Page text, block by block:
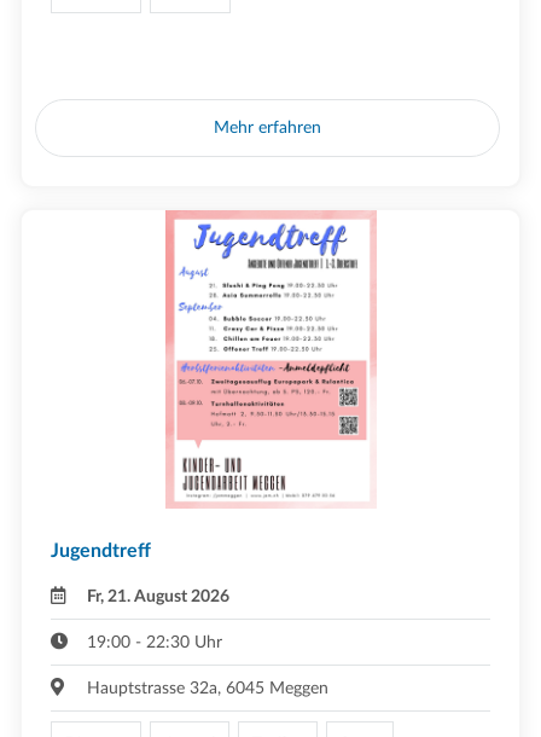
Mehr erfahren
Jugendtreff
Fr, 21. August 2026
19:00 - 22:30 Uhr
Hauptstrasse 32a, 6045 Meggen